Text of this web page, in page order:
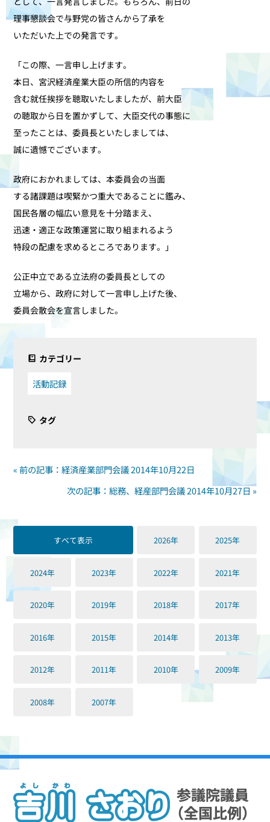
理事懇談会で与野党の皆さんから了承を
いただいた上での発言です。
「この際、一言申し上げます。
本日、宮沢経済産業大臣の所信的内容を
含む就任挨拶を聴取いたしましたが、前大臣
の聴取から日を置かずして、大臣交代の事態に
至ったことは、委員長といたしましては、
誠に遺憾でございます。
政府におかれましては、本委員会の当面
する諸課題は喫緊かつ重大であることに鑑み、
国民各層の幅広い意見を十分踏まえ、
迅速・適正な政策運営に取り組まれるよう
特段の配慮を求めるところであります。」
公正中立である立法府の委員長としての
立場から、政府に対して一言申し上げた後、
委員会散会を宣言しました。
カテゴリー
活動記録
タグ
« 前の記事：経済産業部門会議 2014年10月22日
次の記事：総務、経産部門会議 2014年10月27日 »
すべて表示 2026年 2025年
2024年 2023年 2022年 2021年
2020年 2019年 2018年 2017年
2016年 2015年 2014年 2013年
2012年 2011年 2010年 2009年
2008年 2007年